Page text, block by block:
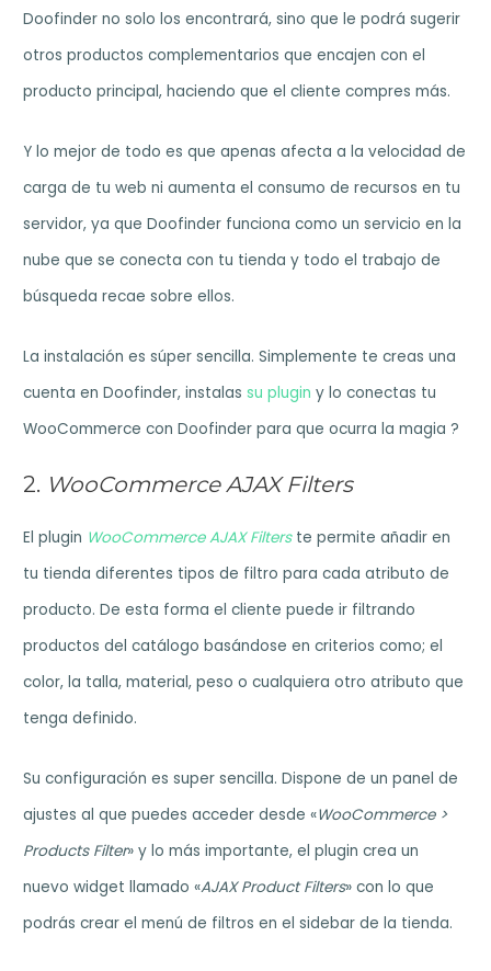
Doofinder no solo los encontrará, sino que le podrá sugerir
otros productos complementarios que encajen con el
producto principal, haciendo que el cliente compres más.
Y lo mejor de todo es que apenas afecta a la velocidad de
carga de tu web ni aumenta el consumo de recursos en tu
servidor, ya que Doofinder funciona como un servicio en la
nube que se conecta con tu tienda y todo el trabajo de
búsqueda recae sobre ellos.
La instalación es súper sencilla. Simplemente te creas una
cuenta en Doofinder, instalassu plugin y lo conectas tu
WooCommerce con Doofinder para que ocurra la magia ?
2. WooCommerce AJAX Filters
El plugin WooCommerce AJAX Filterste permite añadir en
tu tienda diferentes tipos de filtro para cada atributo de
producto. De esta forma el cliente puede ir filtrando
productos del catálogo basándose en criterios como; el
color, la talla, material, peso o cualquiera otro atributo que
tenga definido.
Su configuración es super sencilla. Dispone de un panel de
ajustes al que puedes acceder desde «WooCommerce >
Products Filter» y lo más importante, el plugin crea un
nuevo widget llamado «AJAX Product Filters» con lo que
podrás crear el menú de filtros en el sidebar de la tienda.